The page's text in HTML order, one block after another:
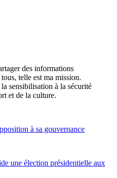
des informations
telle est ma mission.
sensibilisation à la sécurité
et de la culture.
à sa gouvernance
une élection présidentielle aux